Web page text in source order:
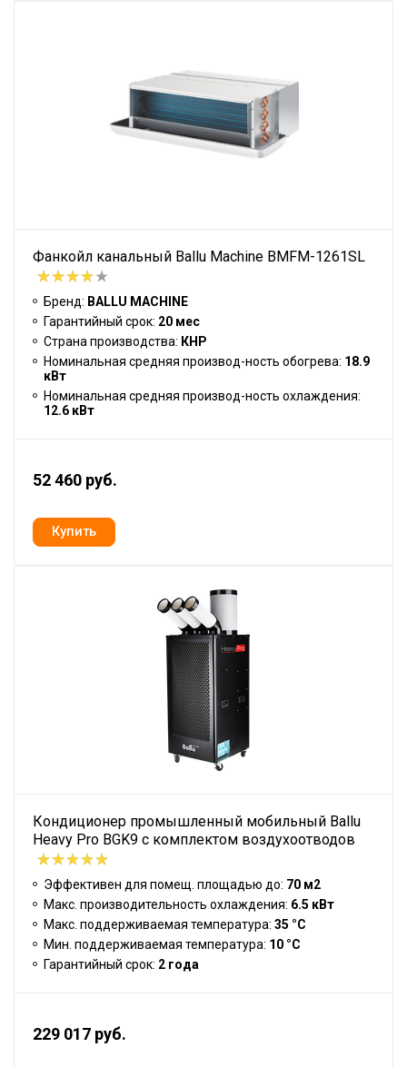
Фанкойл канальный Ballu Machine BMFM-1261SL
Бренд: BALLU MACHINE
Гарантийный срок: 20 мес
Страна производства: КНР
Номинальная средняя производ-ность обогрева: 18.9
кВт
Номинальная средняя производ-ность охлаждения:
12.6 кВт
52 460 руб.
Кондиционер промышленный мобильный Ballu
Heavy Pro BGK9 с комплектом воздухоотводов
Эффективен для помещ. площадью до: 70 м2
Макс. производительность охлаждения: 6.5 кВт
Макс. поддерживаемая температура: 35 °С
Мин. поддерживаемая температура: 10 °С
Гарантийный срок: 2 года
229 017 руб.